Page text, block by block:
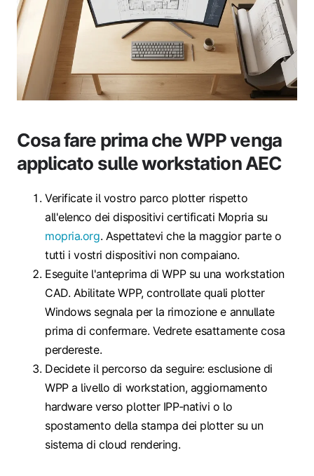
Cosa fare prima che WPP venga
applicato sulle workstation AEC
Verificate il vostro parco plotter rispetto
all'elenco dei dispositivi certificati Mopria su
mopria.org. Aspettatevi che la maggior parte o
tutti i vostri dispositivi non compaiano.
Eseguite l'anteprima di WPP su una workstation
CAD. Abilitate WPP, controllate quali plotter
Windows segnala per la rimozione e annullate
prima di confermare. Vedrete esattamente cosa
perdereste.
Decidete il percorso da seguire: esclusione di
WPP a livello di workstation, aggiornamento
hardware verso plotter IPP‑nativi o lo
spostamento della stampa dei plotter su un
sistema di cloud rendering.